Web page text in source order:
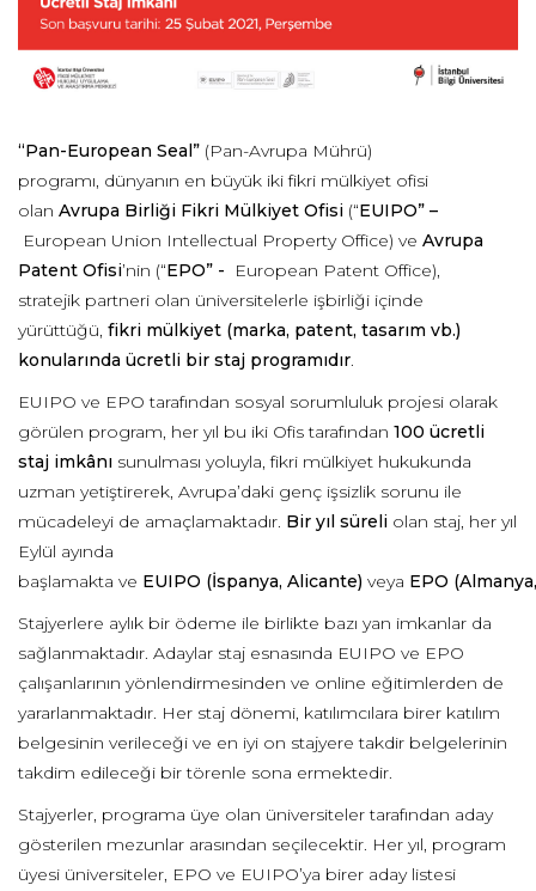
“Pan-European Seal” (Pan-Avrupa Mührü)
programı, dünyanın en büyük iki fikri mülkiyet ofisi
olan Avrupa Birliği Fikri Mülkiyet Ofisi (“EUIPO” –
European Union Intellectual PropertyOffice) ve Avrupa
Patent Ofisi’nin (“EPO” - European Patent Office),
stratejik partneri olan üniversitelerle işbirliği içinde
yürüttüğü, fikri mülkiyet (marka, patent, tasarım vb.)
konularında ücretli bir staj programıdır.
EUIPO ve EPO tarafından sosyal sorumluluk projesi olarak
görülen program, her yıl bu iki Ofis tarafından 100 ücretli
staj imkânı sunulması yoluyla, fikri mülkiyet hukukunda
uzman yetiştirerek, Avrupa’daki genç işsizlik sorunu ile
mücadeleyi de amaçlamaktadır. Bir yıl süreli olan staj, her yıl
Eylül ayında
başlamakta ve EUIPO (İspanya, Alicante) veya EPO (Almanya,
Stajyerlere aylık bir ödeme ile birlikte bazı yan imkanlar da
sağlanmaktadır. Adaylar staj esnasında EUIPO ve EPO
çalışanlarının yönlendirmesinden ve online eğitimlerden de
yararlanmaktadır. Her staj dönemi, katılımcılara birer katılım
belgesinin verileceği ve en iyi on stajyere takdir belgelerinin
takdim edileceği bir törenle sona ermektedir.
Stajyerler, programa üye olan üniversiteler tarafından aday
gösterilen mezunlar arasından seçilecektir. Her yıl, program
üyesi üniversiteler, EPO ve EUIPO’ya birer aday listesi